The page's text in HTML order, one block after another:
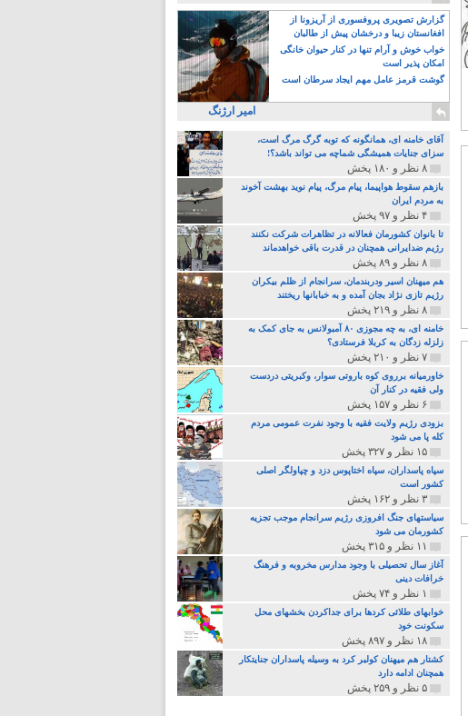
گزارش تصویری پروفسوری از آریزونا از
افغانستان زیبا و درخشان پیش از طالبان
خواب خوش و آرام تنها در کنار حیوان خانگی
امکان پذیر است
گوشت قرمز عامل مهم ایجاد سرطان است
امیر ارژنگ
آقای خامنه ای، همانگونه که توبه گرگ مرگ است،
سزای جنایات همیشگی شماچه می تواند باشد؟!
۸ نظر و ۱۸۰ پخش
بازهم سقوط هواپیما، پیام مرگ، پیام نوید بهشت آخوند
به مردم ایران
۴ نظر و ۹۷ پخش
تا بانوان کشورمان فعالانه در تظاهرات شرکت نکنند
رژیم ضدایرانی همچنان در قدرت باقی خواهدماند
۸ نظر و ۸۹ پخش
هم میهنان اسیر ودربندمان، سرانجام از ظلم بیکران
رژیم تازی نژاد بجان آمده و به خبابانها ریختند
۸ نظر و ۲۱۹ پخش
خامنه ای، به چه مجوزی ۸۰ آمبولانس به جای کمک به
زلزله زدگان به کربلا فرستادی؟
۷ نظر و ۲۱۰ پخش
خاورمیانه برروی کوه باروتی سوار، وکبریتی دردست
ولی فقیه در کنار آن
۶ نظر و ۱۵۷ پخش
بزودی رژیم ولایت فقیه با وجود نفرت عمومی مردم
کله پا می شود
۱۵ نظر و ۳۲۷ پخش
سپاه پاسداران، سپاه اختاپوس دزد و چپاولگر اصلی
کشور است
۳ نظر و ۱۶۲ پخش
سیاستهای جنگ افروزی رژیم سرانجام موجب تجزیه
کشورمان می شود
۱۱ نظر و ۳۱۵ پخش
آغاز سال تحصیلی با وجود مدارس مخروبه و فرهنگ
خرافات دینی
۱ نظر و ۷۴ پخش
خوابهای طلائی کردها برای جداکردن بخشهای محل
سکونت خود
۱۸ نظر و ۸۹۷ پخش
کشتار هم میهنان کولبر کرد به وسیله پاسداران جنایتکار
همچنان ادامه دارد
۵ نظر و ۲۵۹ پخش